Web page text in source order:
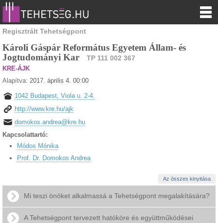
Regisztrált Tehetségpont
Károli Gáspár Református Egyetem Állam- és
Jogtudományi Kar
TP 111 002 367
KRE-ÁJK
Alapítva: 2017. április 4. 00:00
1042 Budapest, Viola u. 2-4.
http://www.kre.hu/ajk
domokos.andrea@kre.hu
Kapcsolattartó:
Módos Mónika
Prof. Dr. Domokos Andrea
Az összes kinyitása
Mi teszi önöket alkalmassá a Tehetségpont megalakítására?
A Tehetségpont tervezett hatóköre és együttműködései